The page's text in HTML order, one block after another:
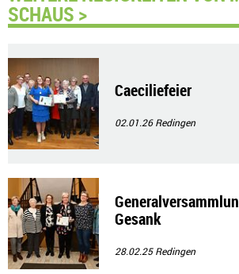
SCHAUS >
Caeciliefeier
02.01.26Redingen
Gesank
28.02.25Redingen